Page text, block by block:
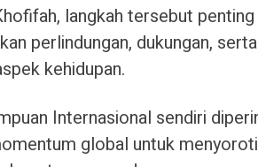
langkah tersebut
perlindungan, dukungan,
kehidupan.
Internasional sendiri
global untuk